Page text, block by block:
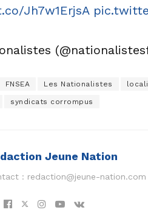
Jh7w1ErjsA
FNSEA Les Nationalistes
syndicats corrompus
Jeune Nation
: redaction@jeune-nation.com